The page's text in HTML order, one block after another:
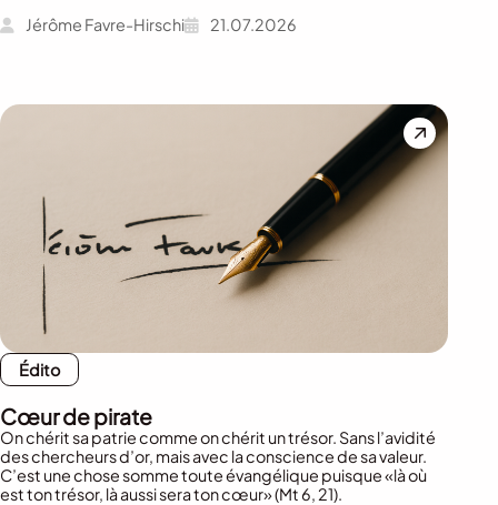
Jérôme Favre-Hirschi
21.07.2026
Édito
Cœur de pirate
On chérit sa patrie comme on chérit un trésor. Sans l’avidité
des chercheurs d’or, mais avec la conscience de sa valeur.
C’est une chose somme toute évangélique puisque «là où
est ton trésor, là aussi sera ton cœur» (Mt 6, 21).